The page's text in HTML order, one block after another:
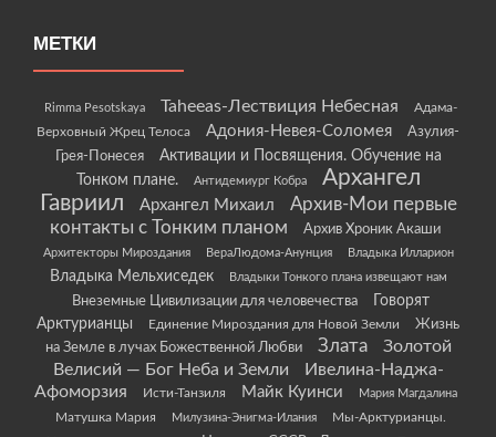
МЕТКИ
Rimma Pesotskaya Taheeas-Лествиция Небесная
Адама-
Верховный Жрец Телоса
Адония-Невея-Соломея
Азулия-
Грея-Понесея
Активации и Посвящения. Обучение на
Тонком плане.
Антидемиург Кобра
Архангел
Гавриил
Архангел Михаил
Архив-Мои первые
контакты с Тонким планом
Архив Хроник Акаши
Архитекторы Мироздания ВераЛюдома-Анунция Владыка Илларион
Владыка Мельхиседек Владыки Тонкого плана извещают нам
Внеземные Цивилизации для человечества
Говорят
Арктурианцы
Единение Мироздания для Новой Земли
Жизнь
на Земле в лучах Божественной Любви
Злата
Золотой
Велисий — Бог Неба и Земли
Ивелина-Наджа-
Афоморзия
Исти-Танзиля Майк Куинси Мария Магдалина
Матушка Мария Милузина-Энигма-Илания
Мы-Арктурианцы.